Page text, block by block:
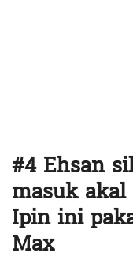
#4 Ehsan
masuk
Ipin ini
Max